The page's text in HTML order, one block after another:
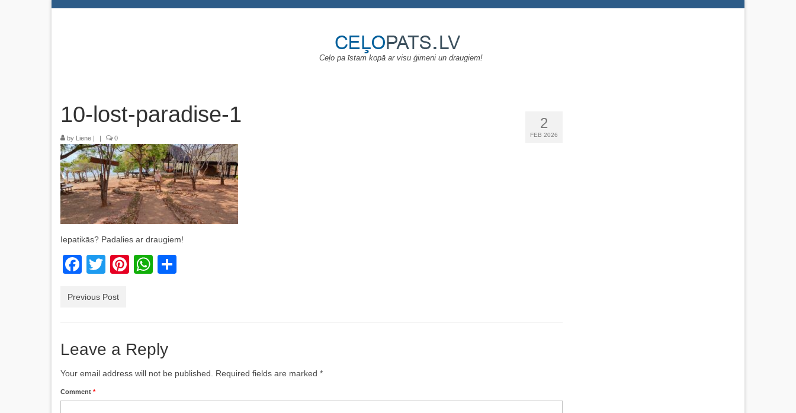
Ceļo pa īstam kopā ar visu ģimeni un draugiem!
2
FEB 2026
10-lost-paradise-1
by Liene | | 0
Iepatikās? Padalies ar draugiem!
Facebook
TwitterPinterest
WhatsApp
Previous Post
Leave a Reply
Your email address will not be published. Required fields are marked *
Comment *